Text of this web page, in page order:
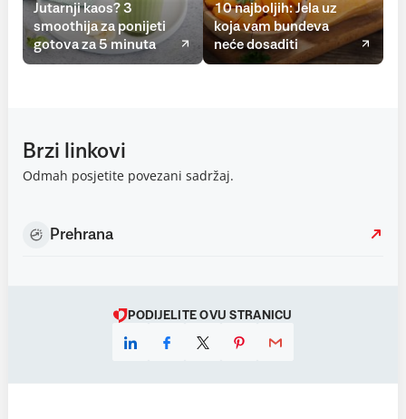
Jutarnji kaos? 3
smoothija za ponijeti
gotova za 5 minuta
10 najboljih: Jela uz
koja vam bundeva
neće dosaditi
Brzi linkovi
Odmah posjetite povezani sadržaj.
Prehrana
PODIJELITE OVU STRANICU